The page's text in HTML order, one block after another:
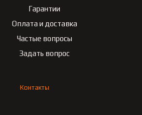
Гарантии
Оплата и доставка
Частые вопросы
Задать вопрос
Контакты